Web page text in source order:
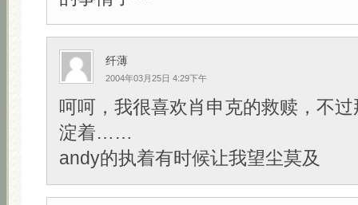
纤薄
2004年03月25日 4:29下午
呵呵，我很喜欢肖申克的救赎，不
淀着……
andy的执着有时候让我望尘莫及